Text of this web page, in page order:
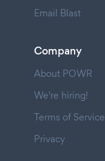
Email Blast
Company
About POWR
We're hiring!
Terms of Service
Privacy